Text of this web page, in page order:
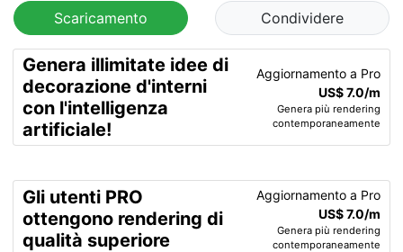
Scaricamento Condividere
Genera illimitate idee di
decorazione d'interni
con l'intelligenza
artificiale!
Aggiornamento a Pro
US$ 7.0/m
Genera più rendering
contemporaneamente
Gli utenti PRO
ottengono rendering di
qualità superiore
Aggiornamento a Pro
US$ 7.0/m
Genera più rendering
contemporaneamente